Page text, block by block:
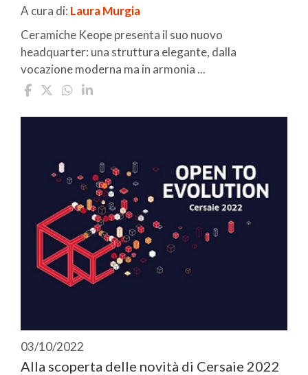
A cura di: Laura Murgia
Ceramiche Keope presenta il suo nuovo
headquarter: una struttura elegante, dalla
vocazione moderna ma in armonia ...
03/10/2022
Alla scoperta delle novità di Cersaie 2022